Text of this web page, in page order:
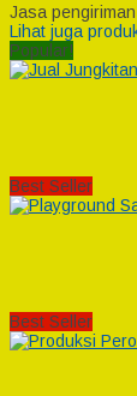
Jasa
Lihat juga
Popular!
Best Seller
Best Seller